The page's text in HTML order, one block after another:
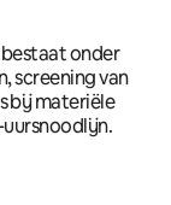
onder
screening van
bij materiële
uursnoodlijn.